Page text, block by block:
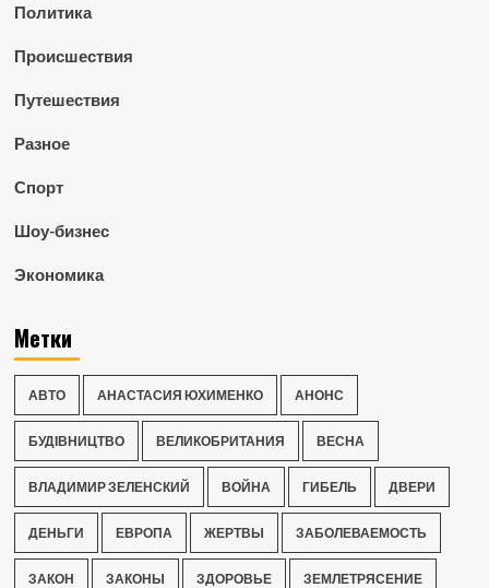
Политика
Происшествия
Путешествия
Разное
Спорт
Шоу-бизнес
Экономика
Метки
АВТО АНАСТАСИЯ ЮХИМЕНКО АНОНС
БУДІВНИЦТВО ВЕЛИКОБРИТАНИЯ ВЕСНА
ВЛАДИМИР ЗЕЛЕНСКИЙ ВОЙНА ГИБЕЛЬ ДВЕРИ
ДЕНЬГИ ЕВРОПА ЖЕРТВЫ ЗАБОЛЕВАЕМОСТЬ
ЗАКОН ЗАКОНЫ ЗДОРОВЬЕ ЗЕМЛЕТРЯСЕНИЕ